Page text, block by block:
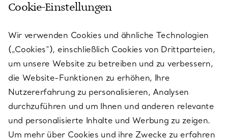
KUNDENSERVICE
SERVICES
ÜBER TIFFANY & CO.
RECHTLICHE HINWEISE
Cookie-Einstellungen
Wir verwenden Cookies und ähnliche Technologien
(„Cookies“), einschließlich Cookies von Drittparteien,
um unsere Website zu betreiben und zu verbessern,
die Website-Funktionen zu erhöhen, Ihre
Nutzererfahrung zu personalisieren, Analysen
durchzuführen und um Ihnen und anderen relevante
und personalisierte Inhalte und Werbung zu zeigen.
Um mehr über Cookies und ihre Zwecke zu erfahren